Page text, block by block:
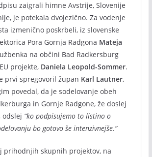
zaigrali himne Avstrije, Slovenije
je potekala dvojezično. Za vodenje
izmenično poskrbeli, iz slovenske
Pora Gornja Radgona Mateja
na občini Bad Radkersburg
projekte, Daniela Leopold-Sommer.
prvi spregovoril župan Karl Lautner,
povedal, da je sodelovanje obeh
in Gornje Radgone, že doslej
odslej “ko podpisujemo to listino o
bo gotovo še intenzivnejše.”
prihodnjih skupnih projektov, na